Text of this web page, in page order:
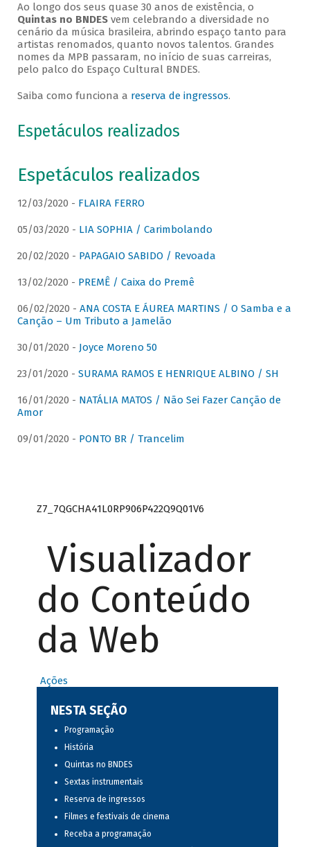
Ao longo dos seus quase 30 anos de existência, o
Quintas no BNDESvem celebrando a diversidade no
cenário da música brasileira, abrindo espaço tanto para
artistas renomados, quanto novos talentos. Grandes
nomes da MPB passaram, no início de suas carreiras,
pelo palco do Espaço Cultural BNDES.
Saiba como funciona a reserva de ingressos.
Espetáculos realizados
Espetáculos realizados
12/03/2020 - FLAIRA FERRO
05/03/2020 - LIA SOPHIA / Carimbolando
20/02/2020 - PAPAGAIO SABIDO / Revoada
13/02/2020 - PREMÊ / Caixa do Premê
06/02/2020 - ANA COSTA E ÁUREA MARTINS / O Samba e a
Canção – Um Tributo a Jamelão
30/01/2020 - Joyce Moreno 50
23/01/2020 - SURAMA RAMOS E HENRIQUE ALBINO / SH
16/01/2020 - NATÁLIA MATOS / Não Sei Fazer Canção de
Amor
09/01/2020 - PONTO BR / Trancelim
Z7_7QGCHA41L0RP906P422Q9Q01V6
Visualizador
do Conteúdo
da Web
Ações
NESTA SEÇÃO
Programação
História
Quintas no BNDES
Sextas instrumentais
Reserva de ingressos
Filmes e festivais de cinema
Receba a programação